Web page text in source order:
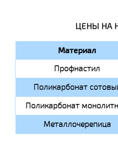
ЦЕНЫ НА
Материал
Профнастил
Поликарбонат
Поликарбонат
Металлочерепица